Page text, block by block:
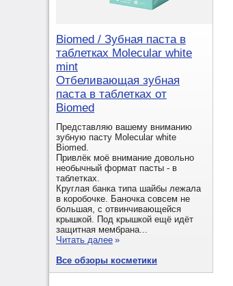
Biomed / Зубная паста в
таблетках Molecular white
mint
Отбеливающая зубная
паста в таблетках от
Biomed
Представляю вашему вниманию
зубную пасту Molecular white
Biomed.
Привлёк моё внимание довольно
необычный формат пасты - в
таблетках.
Круглая банка типа шайбы лежала
в коробочке. Баночка совсем не
большая, с отвинчивающейся
крышкой. Под крышкой ещё идёт
защитная мембрана...
Читать далее »
Все обзоры косметики